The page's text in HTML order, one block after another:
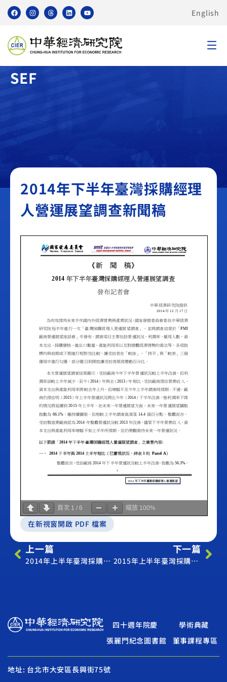
English
臺灣採購經理人營運展望調查
SEF
2014年下半年臺灣採購經理
人營運展望調查新聞稿
頁次 1 / 6 縮放 100%
在新視窗開啟 PDF 檔案
上一篇
2014年上半年臺灣採購經理人營運展望調查新聞稿
下一篇
2015年上半年臺灣採購經理人營運展望調查新聞稿
四十週年院慶
學術典藏
張麗門紀念圖書館
董事課程專區
地址: 台北市大安區長興街75號